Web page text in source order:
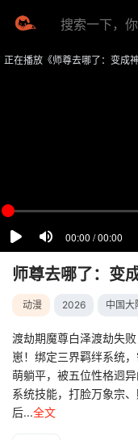
正在播放《师尊去哪了：变成
师尊去哪了：变
动漫 2026 中国大
渡劫期魔尊白泽渡劫失
崽！绑定三界羁绊系统
萌躺平，被五位性格迥
系统技能，打脸万象宗
后...全文